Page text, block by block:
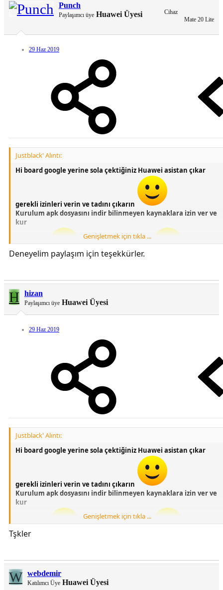
Punch
Paylaşımcı üye Huawei Üyesi
Cihaz
Mate 20 Lite
29 Haz 2019
Justblack' Alıntı:
Hi board google yerine sola çektiğiniz Huawei asistan çıkar
gerekli izinleri verin ve tadını çıkarın
Kurulum apk dosyasını indir bilinmeyen kaynaklara izin ver ve
kur
Türkçedir
Şimdiden birşey değil
Genişletmek için tıkla ...
Deneyelim paylaşım için teşekkürler.
H hizan
Paylaşımcı üye Huawei Üyesi
29 Haz 2019
Justblack' Alıntı:
Hi board google yerine sola çektiğiniz Huawei asistan çıkar
gerekli izinleri verin ve tadını çıkarın
Kurulum apk dosyasını indir bilinmeyen kaynaklara izin ver ve
kur
Türkçedir
Genişletmek için tıkla ...
Tşkler
W webdemir
Katılımcı Üye Huawei Üyesi